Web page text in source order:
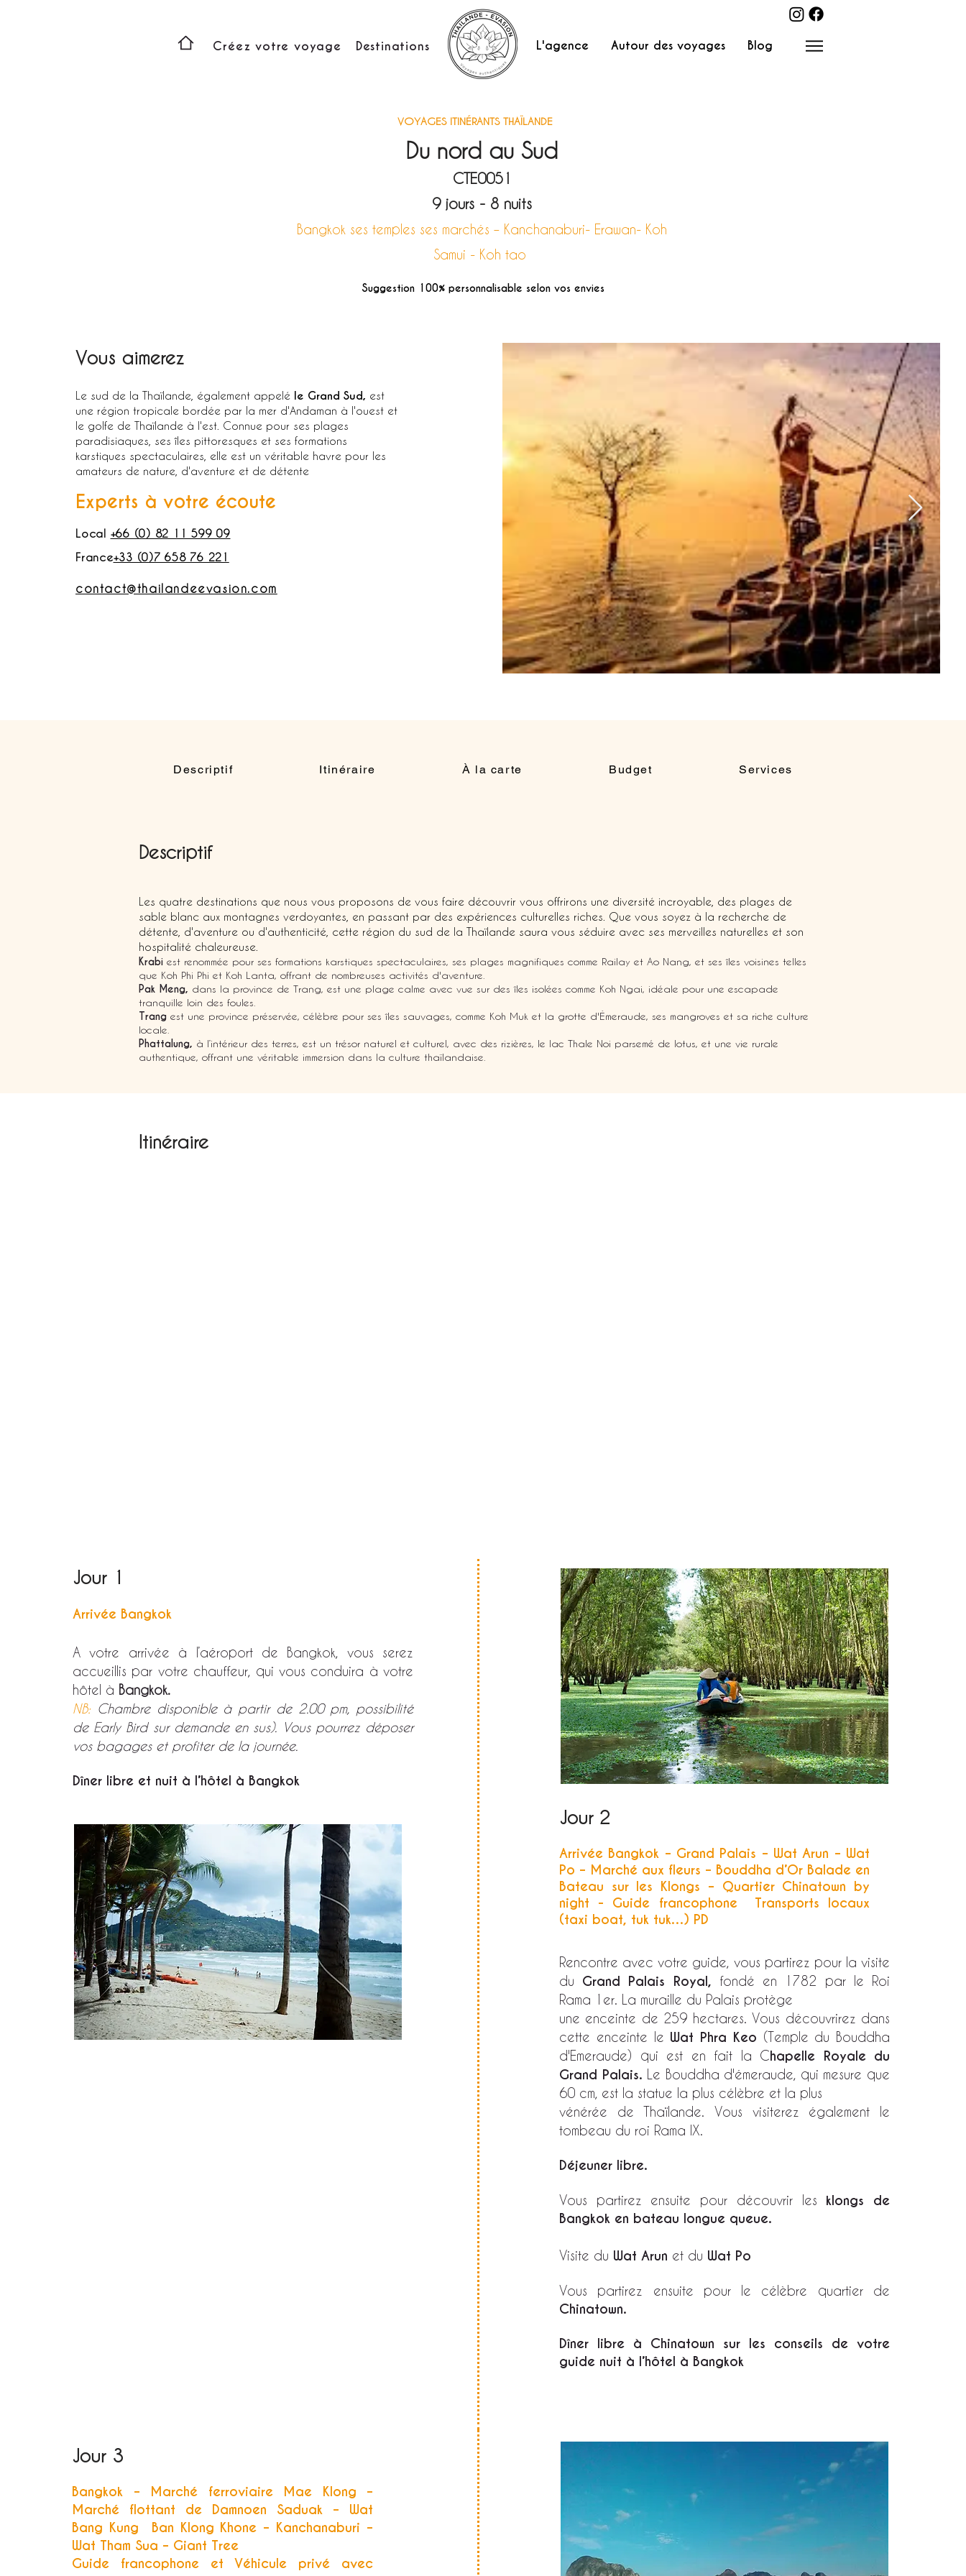
Créez votre voyage Destinations L'agence Autour des voyages Blog
VOYAGES ITINÉRANTS THAÏLANDE
Du nord au Sud
CTE0051
9 jours - 8 nuits
Bangkok ses temples ses marchés – Kanchanaburi- Erawan- Koh
Samui - Koh tao
Suggestion 100% personnalisable selon vos envies
Vous aimerez
Le sud de la Thaïlande, également appelé le Grand Sud, est
une région tropicale bordée par la mer d'Andaman à l'ouest et
le golfe de Thaïlande à l'est. Connue pour ses plages
paradisiaques, ses îles pittoresques et ses formations
karstiques spectaculaires, elle est un véritable havre pour les
amateurs de nature, d'aventure et de détente
Experts à votre écoute
Local +66 (0) 82 11 599 09
France+33 (0)7 658 76 221
contact@thailandeevasion.com
Descriptif Itinéraire À la carte Budget Services
Descriptif
Les quatre destinations que nous vous proposons de vous faire découvrir vous offrirons une diversité incroyable, des plages de
sable blanc aux montagnes verdoyantes, en passant par des expériences culturelles riches. Que vous soyez à la recherche de
détente, d'aventure ou d'authenticité, cette région du sud de la Thaïlande saura vous séduire avec ses merveilles naturelles et son
hospitalité chaleureuse.
Krabi est renommée pour ses formations karstiques spectaculaires, ses plages magnifiques comme Railay et Ao Nang, et ses îles voisines telles
que Koh Phi Phi et Koh Lanta, offrant de nombreuses activités d'aventure.
Pak Meng, dans la province de Trang, est une plage calme avec vue sur des îles isolées comme Koh Ngai, idéale pour une escapade
tranquille loin des foules.
Trang est une province préservée, célèbre pour ses îles sauvages, comme Koh Muk et la grotte d'Émeraude, ses mangroves et sa riche culture
locale.
Phattalung, à l’intérieur des terres, est un trésor naturel et culturel, avec des rizières, le lac Thale Noi parsemé de lotus, et une vie rurale
authentique, offrant une véritable immersion dans la culture thaïlandaise.
Itinéraire
Jour 1
Arrivée Bangkok
A votre arrivée à l’aéroport de Bangkok, vous serez
accueillis par votre chauffeur, qui vous conduira à votre
hôtel à Bangkok.
NB: Chambre disponible à partir de 2.00 pm, possibilité
de Early Bird sur demande en sus). Vous pourrez déposer
vos bagages et profiter de la journée.
Dîner libre et nuit à l’hôtel à Bangkok
Jour 2
Arrivée Bangkok – Grand Palais – Wat Arun – Wat
Po – Marché aux fleurs – Bouddha d’Or Balade en
Bateau sur les Klongs – Quartier Chinatown by
night - Guide francophone Transports locaux
(taxi boat, tuk tuk…) PD
Rencontre avec votre guide, vous partirez pour la visite
du Grand Palais Royal, fondé en 1782 par le Roi
Rama 1er. La muraille du Palais protège
une enceinte de 259 hectares. Vous découvrirez dans
cette enceinte le Wat Phra Keo (Temple du Bouddha
d'Emeraude) qui est en fait la Chapelle Royale du
Grand Palais. Le Bouddha d'émeraude, qui mesure que
60 cm, est la statue la plus célèbre et la plus
vénérée de Thaïlande. Vous visiterez également le
tombeau du roi Rama IX.
Déjeuner libre.
Vous partirez ensuite pour découvrir les klongs de
Bangkok en bateau longue queue.
Visite du Wat Arun et du Wat Po
Vous partirez ensuite pour le célèbre quartier de
Chinatown.
Dîner libre à Chinatown sur les conseils de votre
guide nuit à l’hôtel à Bangkok
Jour 3
Bangkok – Marché ferroviaire Mae Klong –
Marché flottant de Damnoen Saduak – Wat
Bang Kung Ban Klong Khone – Kanchanaburi –
Wat Tham Sua – Giant Tree
Guide francophone et Véhicule privé avec